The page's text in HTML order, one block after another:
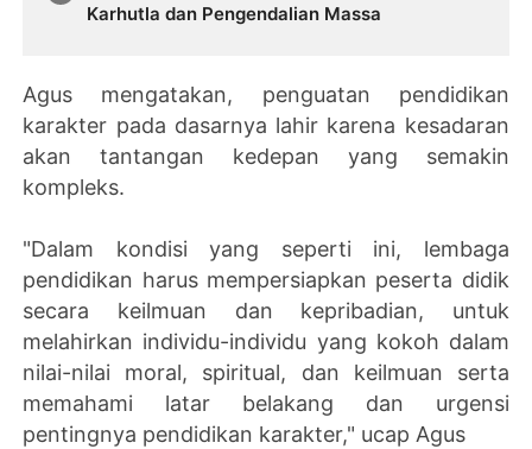
Karhutla dan Pengendalian Massa
Agus mengatakan, penguatan pendidikan
karakter pada dasarnya lahir karena kesadaran
akan tantangan kedepan yang semakin
kompleks.
"Dalam kondisi yang seperti ini, lembaga
pendidikan harus mempersiapkan peserta didik
secara keilmuan dan kepribadian, untuk
melahirkan individu-individu yang kokoh dalam
nilai-nilai moral, spiritual, dan keilmuan serta
memahami latar belakang dan urgensi
pentingnya pendidikan karakter," ucap Agus